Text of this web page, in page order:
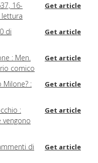
16-
Get article
di
Get article
: Men.
comico
Get article
Milone? :
Get article
:
vengono
Get article
di
Get article